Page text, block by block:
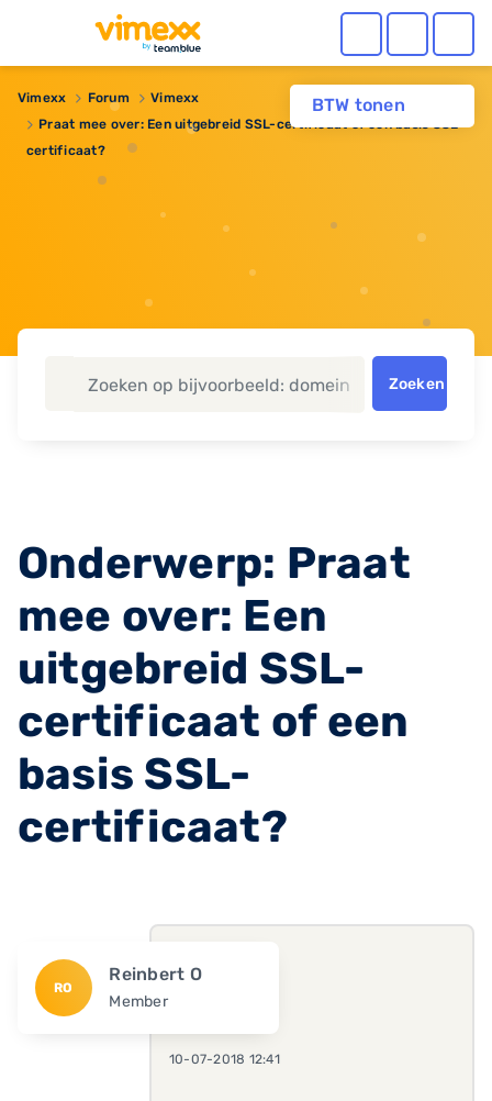
BTW tonen
Vimexx Forum
Vimexx
Praat mee over: Een uitgebreid SSL-certificaat of een basis SSL-
certificaat?
Zoeken
Onderwerp: Praat
mee over: Een
uitgebreid SSL-
certificaat of een
basis SSL-
certificaat?
RO
Reinbert O
Member
10-07-2018 12:41